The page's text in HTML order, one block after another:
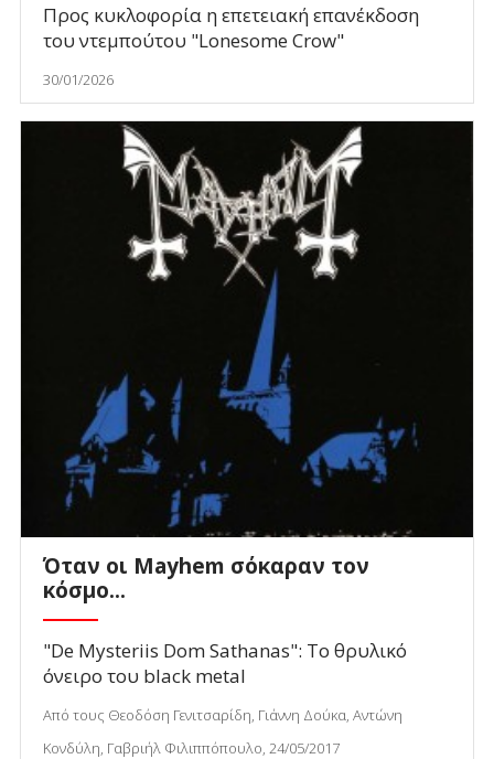
Προς κυκλοφορία η επετειακή επανέκδοση
του ντεμπούτου "Lonesome Crow"
30/01/2026
Όταν οι Mayhem σόκαραν τον
κόσμο...
"De Mysteriis Dom Sathanas": To θρυλικό
όνειρο του black metal
Από τους Θεοδόση Γενιτσαρίδη, Γιάννη Δούκα, Αντώνη
Κονδύλη, Γαβριήλ Φιλιππόπουλο, 24/05/2017